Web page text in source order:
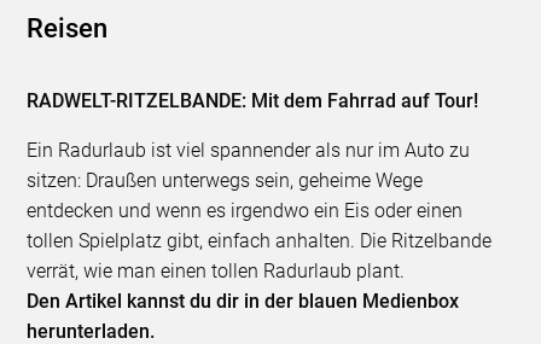
Reisen
RADWELT-RITZELBANDE: Mit dem Fahrrad auf Tour!
Ein Radurlaub ist viel spannender als nur im Auto zu
sitzen: Draußen unterwegs sein, geheime Wege
entdecken und wenn es irgendwo ein Eis oder einen
tollen Spielplatz gibt, einfach anhalten. Die Ritzelbande
verrät, wie man einen tollen Radurlaub plant.
Den Artikel kannst du dir in der blauen Medienbox
herunterladen.